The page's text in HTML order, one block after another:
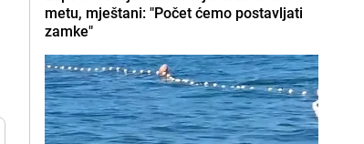
metu, mještani: "Počet ćemo postavljati
zamke"